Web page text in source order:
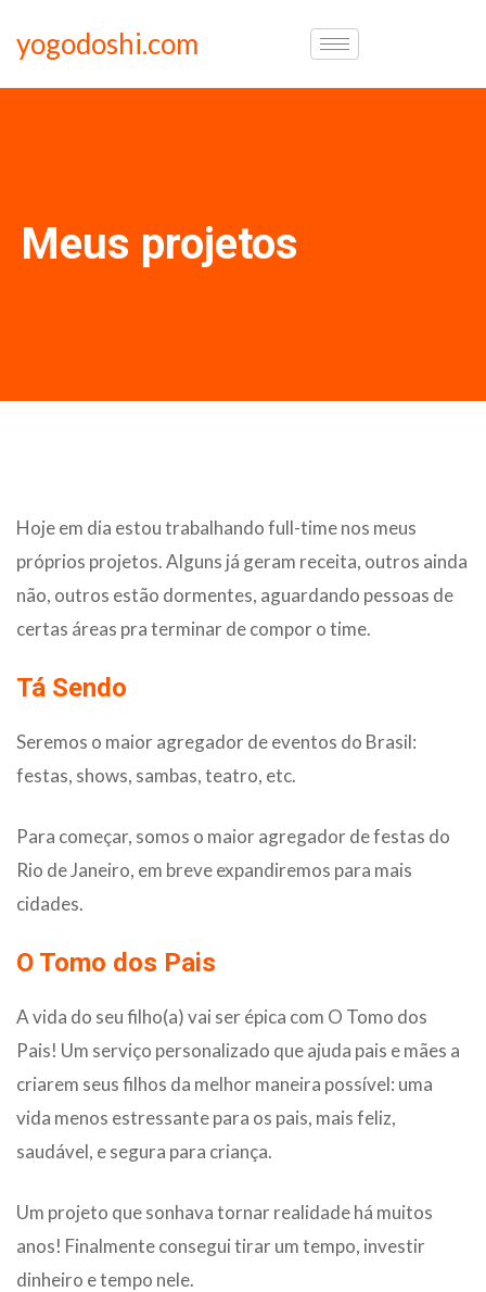
yogodoshi.com
Meus projetos
Hoje em dia estou trabalhando full-time nos meus
próprios projetos. Alguns já geram receita, outros ainda
não, outros estão dormentes, aguardando pessoas de
certas áreas pra terminar de compor o time.
Tá Sendo
Seremos o maior agregador de eventos do Brasil:
festas, shows, sambas, teatro, etc.
Para começar, somos o maior agregador de festas do
Rio de Janeiro, em breve expandiremos para mais
cidades.
O Tomo dos Pais
A vida do seu filho(a) vai ser épica com O Tomo dos
Pais! Um serviço personalizado que ajuda pais e mães a
criarem seus filhos da melhor maneira possível: uma
vida menos estressante para os pais, mais feliz,
saudável, e segura para criança.
Um projeto que sonhava tornar realidade há muitos
anos! Finalmente consegui tirar um tempo, investir
dinheiro e tempo nele.